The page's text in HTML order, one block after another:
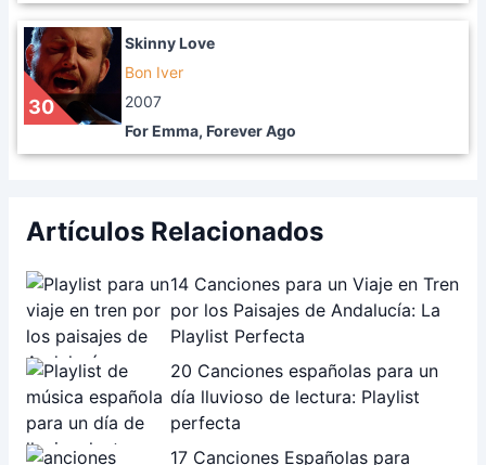
30
Skinny Love
Bon Iver
2007
For Emma, Forever Ago
Artículos Relacionados
14 Canciones para un Viaje en Tren
por los Paisajes de Andalucía: La
Playlist Perfecta
20 Canciones españolas para un
día lluvioso de lectura: Playlist
perfecta
17 Canciones Españolas para